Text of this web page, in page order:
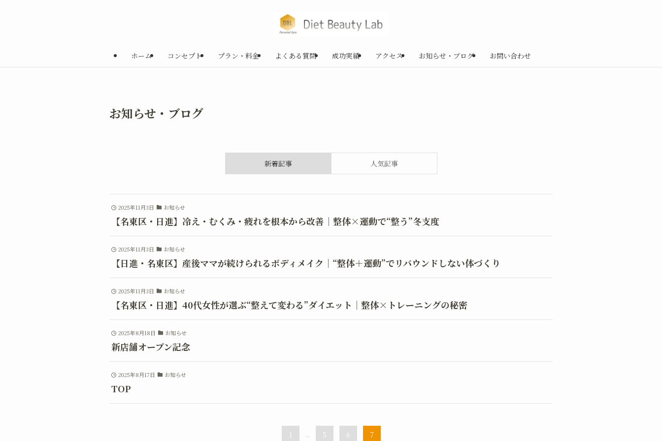
ホーム コンセプト プラン・料金 よくある質問 成功実績 アクセス お知らせ・ブログ お問い合わせ
お知らせ・ブログ
新着記事 人気記事
2025年11月3日 お知らせ
【名東区・日進】冷え・むくみ・疲れを根本から改善｜整体×運動で“整う”冬支度
2025年11月3日 お知らせ
【日進・名東区】産後ママが続けられるボディメイク｜“整体＋運動”でリバウンドしない体づくり
2025年11月3日 お知らせ
【名東区・日進】40代女性が選ぶ“整えて変わる”ダイエット｜整体×トレーニングの秘密
2025年8月18日 お知らせ
新店舗オープン記念
2025年8月17日 お知らせ
TOP
1 ... 5 6 7